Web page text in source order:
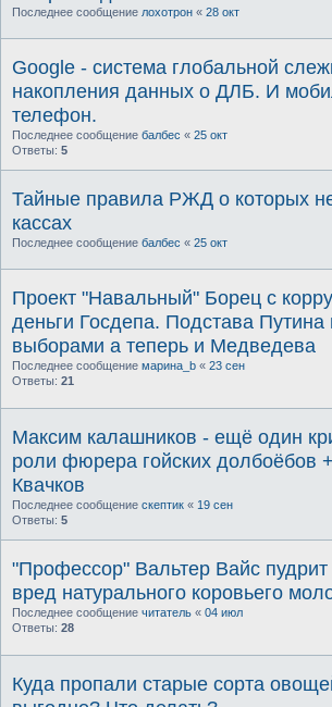
Последнее сообщение лохотрон « 28 окт
Google - система глобальной
накопления данных о ДЛБ. И
телефон.
Последнее сообщение балбес « 25 окт
Ответы: 5
Тайные правила РЖД о которых
кассах
Последнее сообщение балбес « 25 окт
Проект "Навальный" Борец с
деньги Госдепа. Подстава Путина
выборами а теперь и Медведева
Последнее сообщение марина_b « 23 сен
Ответы: 21
Максим калашников - ещё один
роли фюрера гойских долбоёбов
Квачков
Последнее сообщение скептик « 19 сен
Ответы: 5
"Профессор" Вальтер Вайс пудрит
вред натурального коровьего
Последнее сообщение читатель « 04 июл
Ответы: 28
Куда пропали старые сорта